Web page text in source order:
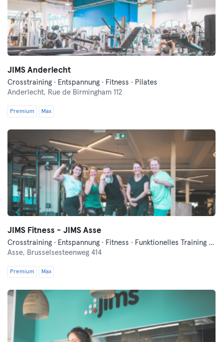
JIMS Anderlecht
Crosstraining · Entspannung · Fitness · Pilates
Anderlecht, Rue de Birmingham 112
Premium Max
JIMS Fitness - JIMS Asse
Crosstraining · Entspannung · Fitness · Funktionelles Training · Pilates · Tanzen
Asse, Brusselsesteenweg 414
Premium Max